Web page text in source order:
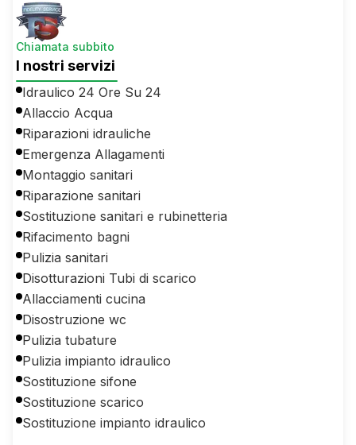
Chiamata subbito
I nostri servizi
Idraulico 24 Ore Su 24
Allaccio Acqua
Riparazioni idrauliche
Emergenza Allagamenti
Montaggio sanitari
Riparazione sanitari
Sostituzione sanitari e rubinetteria
Rifacimento bagni
Pulizia sanitari
Disotturazioni Tubi di scarico
Allacciamenti cucina
Disostruzione wc
Pulizia tubature
Pulizia impianto idraulico
Sostituzione sifone
Sostituzione scarico
Sostituzione impianto idraulico